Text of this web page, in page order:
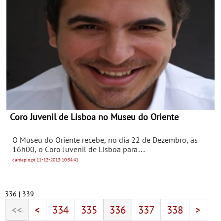
Coro Juvenil de Lisboa no Museu do Oriente
O Museu do Oriente recebe, no dia 22 de Dezembro, às
16h00, o Coro Juvenil de Lisboa para
o espectáculo Canções do Oriente ao Ocidente, um
cardapio.pt 11-12-2013 10:34:41
336 | 339
<< < 334 335 336 337 338
>